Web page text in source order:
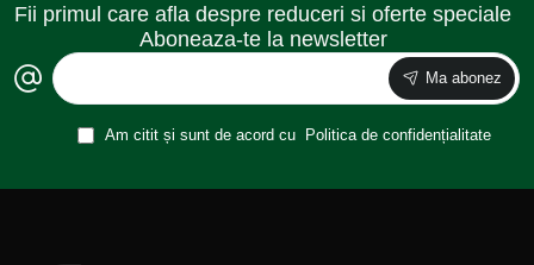
Fii primul care afla despre reduceri si oferte speciale
Aboneaza-te la newsletter
Ma abonez
Am citit și sunt de acord cu Politica de confidențialitate